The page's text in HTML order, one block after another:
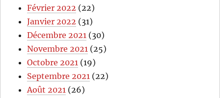
Février 2022 (22)
Janvier 2022 (31)
Décembre 2021 (30)
Novembre 2021 (25)
Octobre 2021 (19)
Septembre 2021 (22)
Août 2021 (26)